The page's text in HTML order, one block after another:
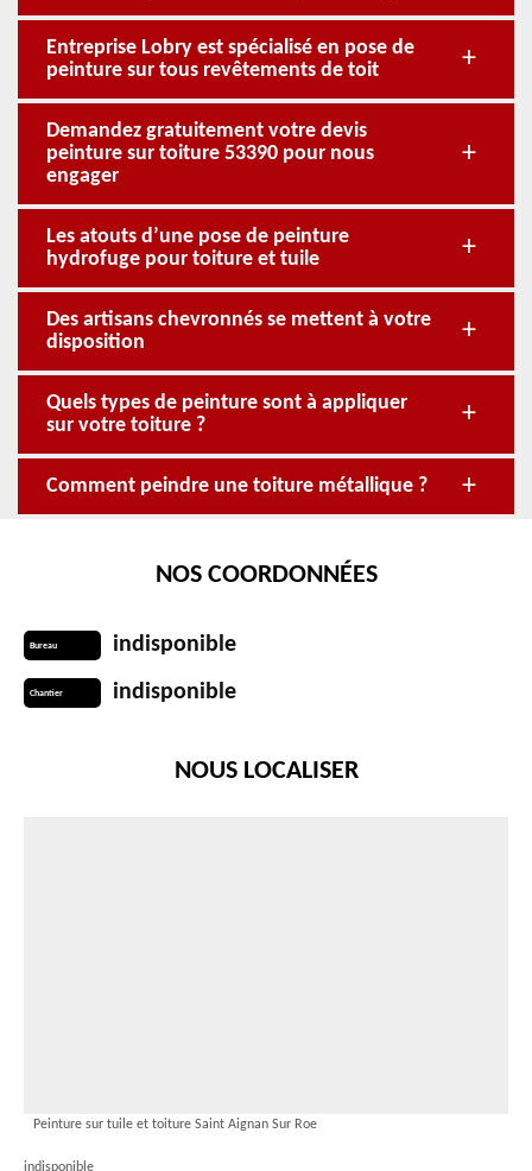
Entreprise Lobry est spécialisé en pose de
peinture sur tous revêtements de toit
Demandez gratuitement votre devis
peinture sur toiture 53390 pour nous
engager
Les atouts d’une pose de peinture
hydrofuge pour toiture et tuile
Des artisans chevronnés se mettent à votre
disposition
Quels types de peinture sont à appliquer
sur votre toiture ?
Comment peindre une toiture métallique ?
NOS COORDONNÉES
Bureau indisponible
Chantier indisponible
NOUS LOCALISER
Peinture sur tuile et toiture Saint Aignan Sur Roe
indisponible